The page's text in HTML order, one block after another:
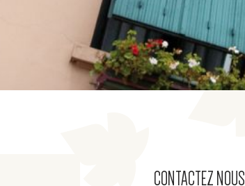
CONTACTEZ NOUS